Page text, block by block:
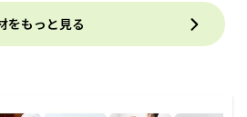
をもっと見る